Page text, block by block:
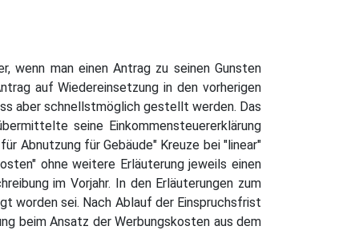
wenn man einen Antrag zu seinen Gunsten
auf Wiedereinsetzung in den vorherigen
aber schnellstmöglich gestellt werden. Das
seine Einkommensteuererklärung
Abnutzung für Gebäude" Kreuze bei "linear"
ohne weitere Erläuterung jeweils einen
im Vorjahr. In den Erläuterungen zum
worden sei. Nach Ablauf der Einspruchsfrist
beim Ansatz der Werbungskosten aus dem